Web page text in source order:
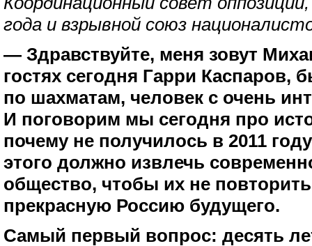
года и взрывной союз
— Здравствуйте, меня зовут
гостях сегодня Гарри
по шахматам, человек с очень
И поговорим мы сегодня про
почему не получилось в 2011
этого должно извлечь
общество, чтобы их не
прекрасную Россию будущего.
Самый первый вопрос: десять